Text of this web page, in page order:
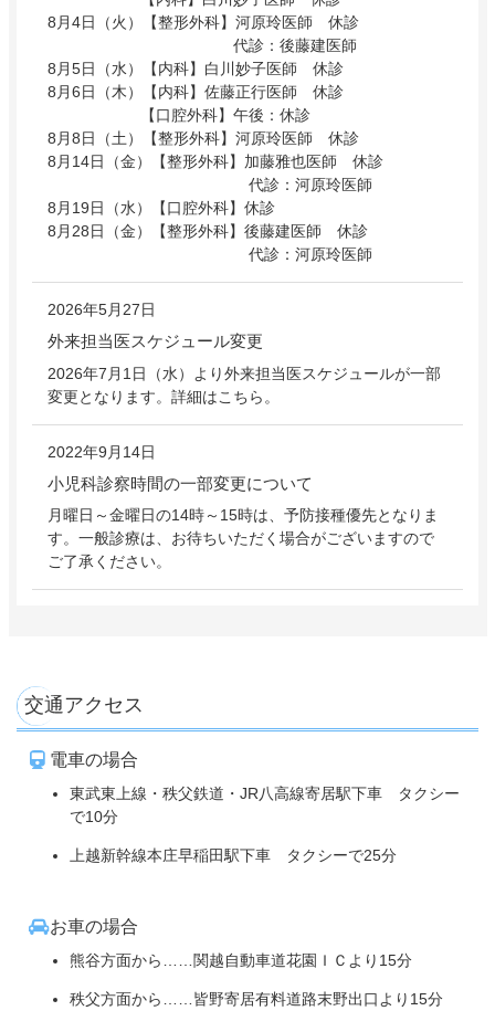
8月4日（火）【整形外科】河原玲医師 休診
代診：後藤建医師
8月5日（水）【内科】白川妙子医師 休診
8月6日（木）【内科】佐藤正行医師 休診
【口腔外科】午後：休診
8月8日（土）【整形外科】河原玲医師 休診
8月14日（金）【整形外科】加藤雅也医師 休診
代診：河原玲医師
8月19日（水）【口腔外科】休診
8月28日（金）【整形外科】後藤建医師 休診
代診：河原玲医師
2026年5月27日
外来担当医スケジュール変更
2026年7月1日（水）より外来担当医スケジュールが一部
変更となります。詳細はこちら。
2022年9月14日
小児科診察時間の一部変更について
月曜日～金曜日の14時～15時は、予防接種優先となりま
す。一般診療は、お待ちいただく場合がございますので
ご了承ください。
交通アクセス
電車の場合
東武東上線・秩父鉄道・JR八高線寄居駅下車 タクシー
で10分
上越新幹線本庄早稲田駅下車 タクシーで25分
お車の場合
熊谷方面から……関越自動車道花園ＩＣより15分
秩父方面から……皆野寄居有料道路末野出口より15分